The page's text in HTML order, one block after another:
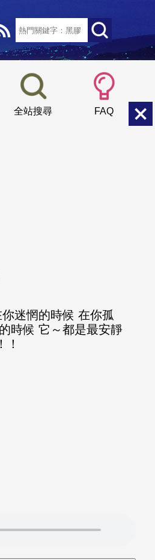
全站搜尋 FAQ
小 中
迷惘的時候 在你孤
時候 它～都是最安靜